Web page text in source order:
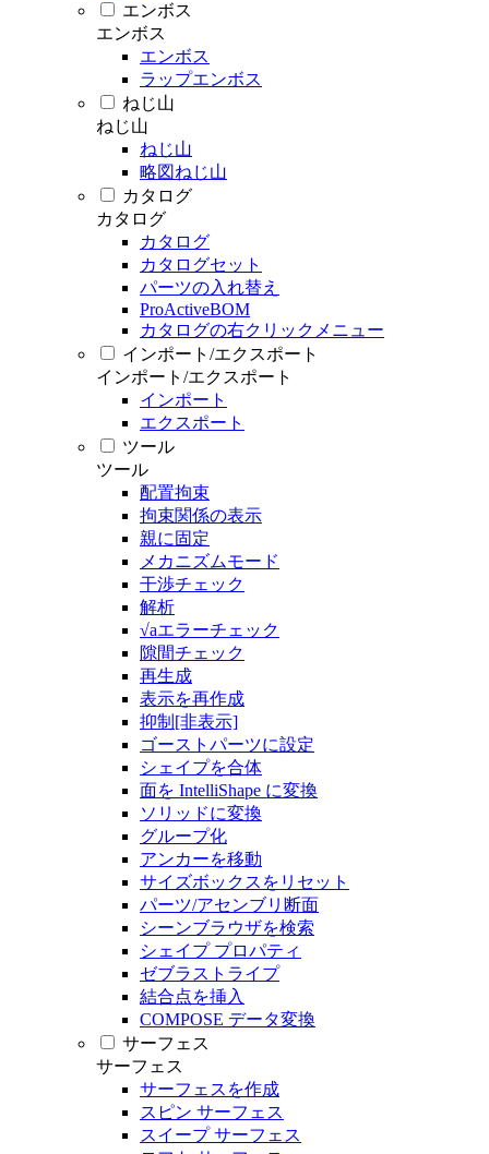
エンボス
エンボス
エンボス
ラップエンボス
ねじ山
ねじ山
ねじ山
略図ねじ山
カタログ
カタログ
カタログ
カタログセット
パーツの入れ替え
ProActiveBOM
カタログの右クリックメニュー
インポート/エクスポート
インポート/エクスポート
インポート
エクスポート
ツール
ツール
配置拘束
拘束関係の表示
親に固定
メカニズムモード
干渉チェック
解析
√aエラーチェック
隙間チェック
再生成
表示を再作成
抑制[非表示]
ゴーストパーツに設定
シェイプを合体
面を IntelliShape に変換
ソリッドに変換
グループ化
アンカーを移動
サイズボックスをリセット
パーツ/アセンブリ断面
シーンブラウザを検索
シェイプ プロパティ
ゼブラストライプ
結合点を挿入
COMPOSE データ変換
サーフェス
サーフェス
サーフェスを作成
スピン サーフェス
スイープ サーフェス